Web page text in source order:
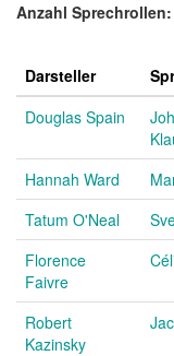
Anzahl Sprechrollen:
Darsteller
Douglas Spain
Hannah Ward
Tatum O'Neal
Florence
Faivre
Robert
Kazinsky